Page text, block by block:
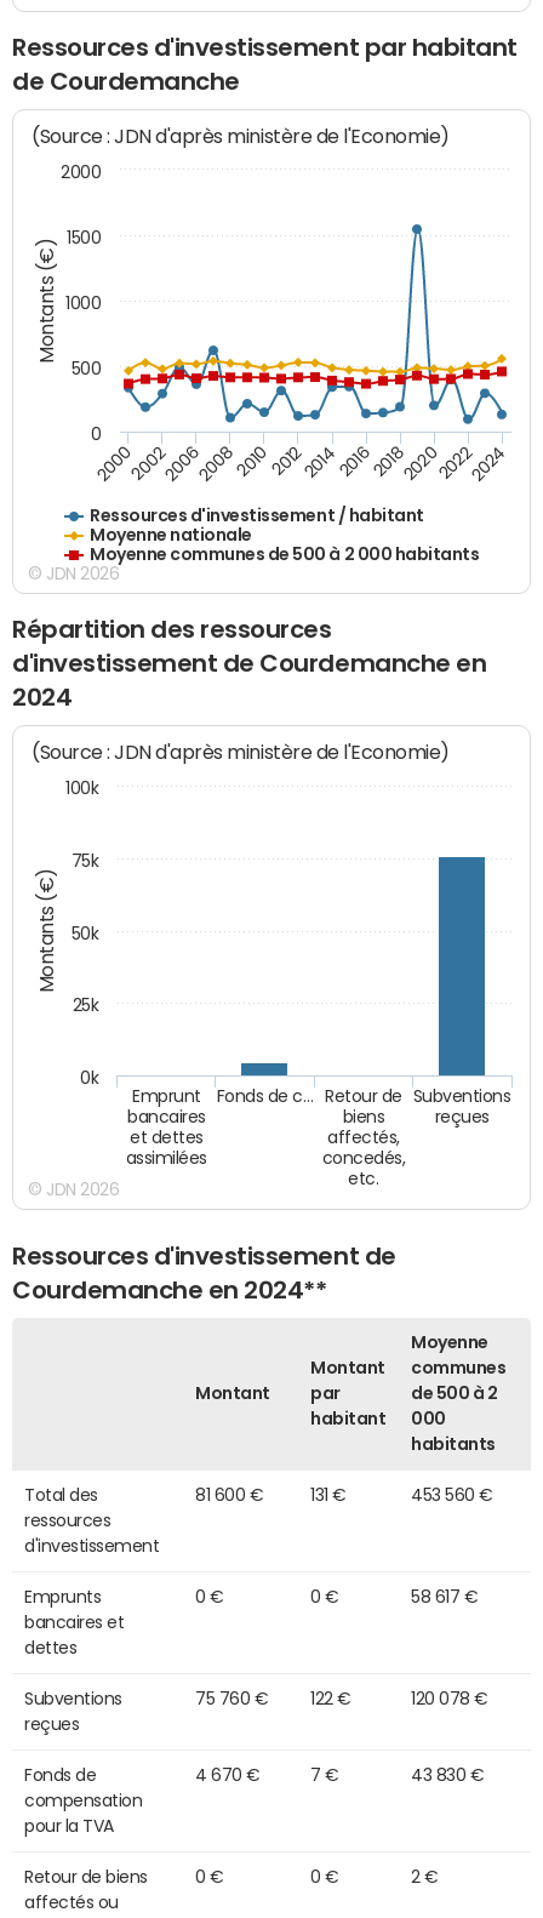
Ressources d'investissement par habitant
de Courdemanche
Montants (€)
(Source : JDN d'après ministère de l'Economie)
Ressources d'investissement / habitant
Moyenne nationale
Moyenne communes de 500 à 2 000 habitants
200020022006200820102012201420162018202020222024
0
500
1000
1500
2000
© JDN 2026
Répartition des ressources
d'investissement de Courdemanche en
2024
Montants (€)
(Source : JDN d'après ministère de l'Economie)
Emprunt
bancaires
et dettes
assimilées
Fonds de c…
Retour de
biens
affectés,
concedés,
etc.
Subventions
reçues
0k
25k
50k
75k
100k
© JDN 2026
Ressources d'investissement de
Courdemanche en 2024**
Montant
Montant
par
habitant
Moyenne
communes
de 500 à 2
000
habitants
Total des
ressources
d'investissement
81 600 € 131 € 453 560 €
Emprunts
bancaires et
dettes
0 € 0 € 58 617 €
Subventions
reçues
75 760 € 122 € 120 078 €
Fonds de
compensation
pour la TVA
4 670 € 7 € 43 830 €
Retour de biens
affectés ou
0 € 0 € 2 €